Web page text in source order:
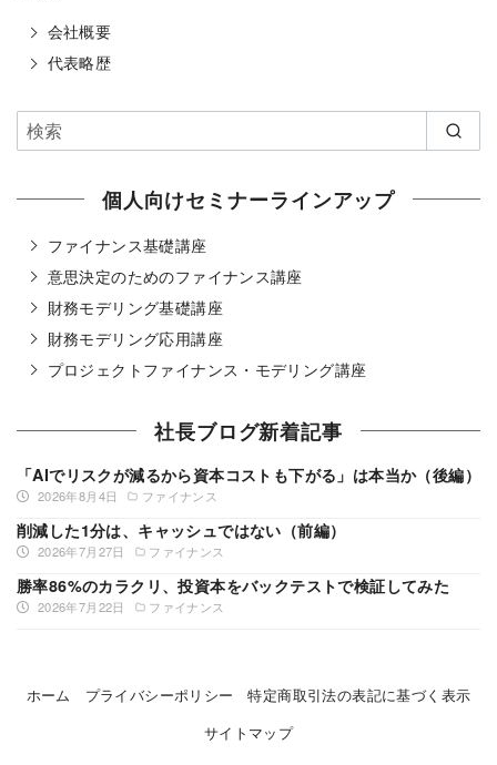
会社概要
代表略歴
個人向けセミナーラインアップ
ファイナンス基礎講座
意思決定のためのファイナンス講座
財務モデリング基礎講座
財務モデリング応用講座
プロジェクトファイナンス・モデリング講座
社長ブログ新着記事
2026年8月4日 ファイナンス
「AIでリスクが減るから資本コストも下がる」は本当か（後編）
2026年7月27日 ファイナンス
削減した1分は、キャッシュではない（前編）
2026年7月22日 ファイナンス
勝率86%のカラクリ、投資本をバックテストで検証してみた
ホーム プライバシーポリシー
特定商取引法の表記に基づく表示
サイトマップ